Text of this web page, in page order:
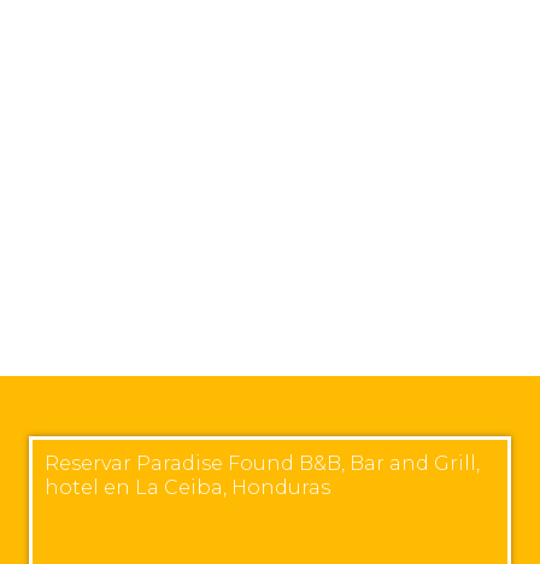
Reservar Paradise Found B&B, Bar and Grill,
hotel en La Ceiba, Honduras